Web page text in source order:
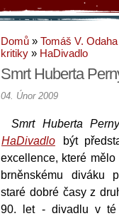
Domů » Tomáš V. Odaha
kritiky » HaDivadlo
Smrt Huberta
04. Únor 2009
Smrt Huberta Perny
HaDivadlo být
excellence, které mělo
brněnskému diváku
staré dobré časy z
90. let - divadlu v té